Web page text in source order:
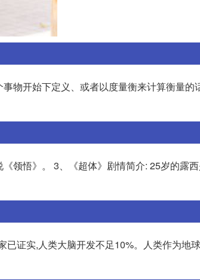
物开始下定义、或者以度量衡来计算衡量的
领悟》。 3、《超体》剧情简介: 25岁的露
证实,人类大脑开发不足10%。人类作为地